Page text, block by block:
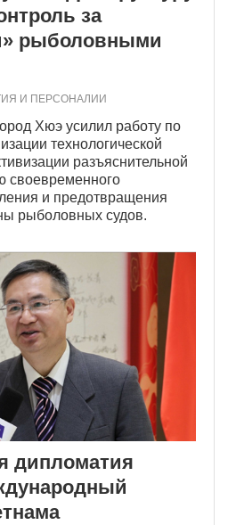
за
рыболовными
И ПЕРСОНАЛИИ
Хюэ усилил работу по
технологической
разъяснительной
своевременного
и предотвращения
рыболовных судов.
дипломатия